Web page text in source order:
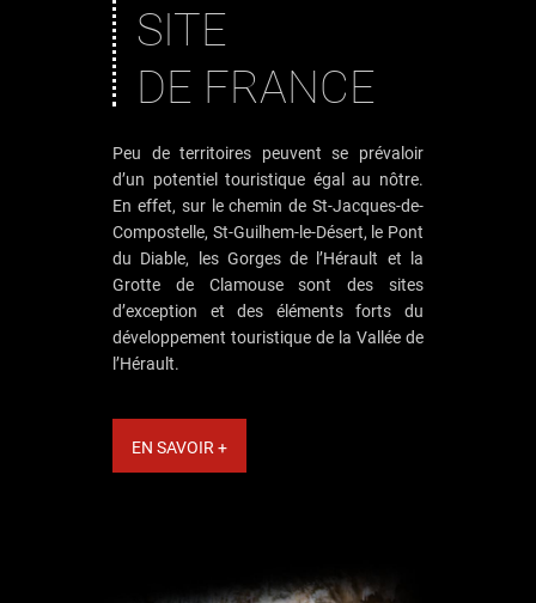
SITE
DE FRANCE
Peu de territoires peuvent se prévaloir
d’un potentiel touristique égal au nôtre.
En effet, sur le chemin de St-Jacques-de-
Compostelle, St-Guilhem-le-Désert, le Pont
du Diable, les Gorges de l’Hérault et la
Grotte de Clamouse sont des sites
d’exception et des éléments forts du
développement touristique de la Vallée de
l’Hérault.
EN SAVOIR +